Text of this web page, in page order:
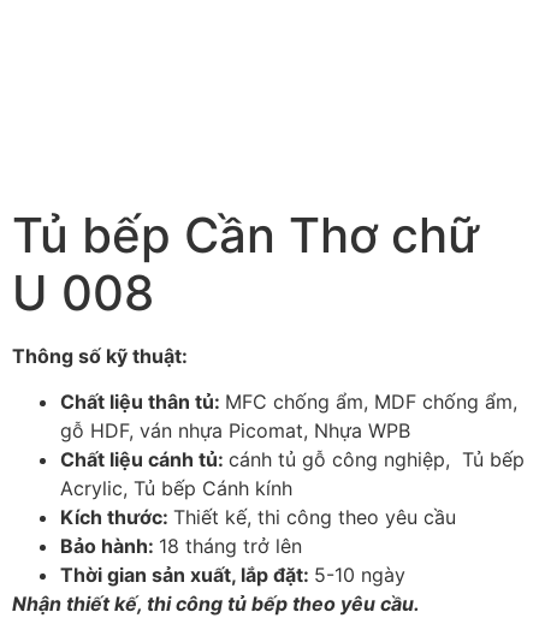
Tủ bếp Cần Thơ chữ
U 008
Thông số kỹ thuật:
Chất liệu thân tủ: MFC chống ẩm, MDF chống ẩm,
gỗ HDF, ván nhựa Picomat, Nhựa WPB
Chất liệu cánh tủ: cánh tủ gỗ công nghiệp, Tủ bếp
Acrylic, Tủ bếp Cánh kính
Kích thước: Thiết kế, thi công theo yêu cầu
Bảo hành: 18 tháng trở lên
Thời gian sản xuất, lắp đặt: 5-10 ngày
Nhận thiết kế, thi công tủ bếp theo yêu cầu.